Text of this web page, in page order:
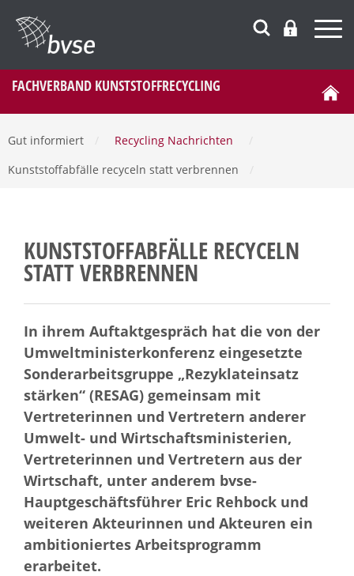
FACHVERBAND KUNSTSTOFFRECYCLING
Gut informiert Recycling Nachrichten
Kunststoffabfälle recyceln statt verbrennen
KUNSTSTOFFABFÄLLE RECYCELN
STATT VERBRENNEN
In ihrem Auftaktgespräch hat die von der
Umweltministerkonferenz eingesetzte
Sonderarbeitsgruppe „Rezyklateinsatz
stärken“ (RESAG) gemeinsam mit
Vertreterinnen und Vertretern anderer
Umwelt- und Wirtschaftsministerien,
Vertreterinnen und Vertretern aus der
Wirtschaft, unter anderem bvse-
Hauptgeschäftsführer Eric Rehbock und
weiteren Akteurinnen und Akteuren ein
ambitioniertes Arbeitsprogramm
erarbeitet.